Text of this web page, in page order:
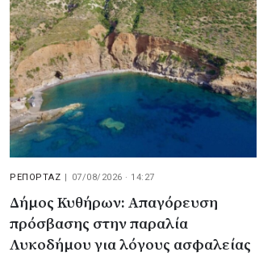
ΡΕΠΟΡΤΑΖ | 07/08/2026 · 14:27
Δήμος Κυθήρων: Απαγόρευση
πρόσβασης στην παραλία
Λυκοδήμου για λόγους ασφαλείας